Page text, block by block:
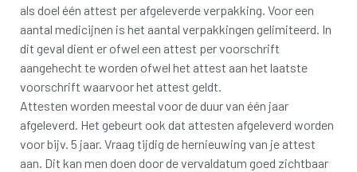
als doel één attest per afgeleverde verpakking. Voor een
aantal medicijnen is het aantal verpakkingen gelimiteerd. In
dit geval dient er ofwel een attest per voorschrift
aangehecht te worden ofwel het attest aan het laatste
voorschrift waarvoor het attest geldt.
Attesten worden meestal voor de duur van één jaar
afgeleverd. Het gebeurt ook dat attesten afgeleverd worden
voor bijv. 5 jaar. Vraag tijdig de hernieuwing van je attest
aan. Dit kan men doen door de vervaldatum goed zichtbaar